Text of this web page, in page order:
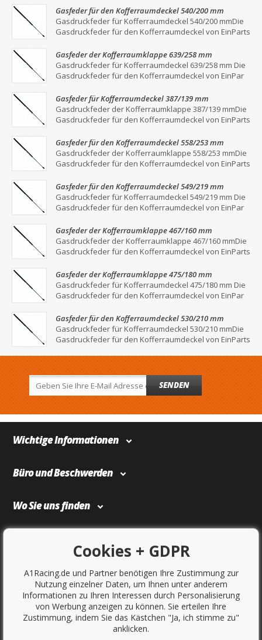
Gasfeder für den Kofferraumdeckel 540/200 mm
Gasdruckfeder für Kofferraumdeckel 540/200 mmDie
Gasdruckfeder für den Kofferraumdeckel von EinParts
Gasfeder der Kofferraumklappe 639/258 mm
Gasdruckfeder für Kofferraumdeckel 639/258 mm Die
Gasdruckfeder für den Kofferraumdeckel von EinPar
Gasfeder für Kofferraumdeckel 387/139 mm
Gasdruckfeder der Kofferraumklappe 387/139 mmDie
Gasdruckfeder für den Kofferraumdeckel von EinParts
Gasfeder für den Kofferraumdeckel 558/253 mm
Gasdruckfeder der Kofferraumklappe 558/253 mmDie
Gasdruckfeder für den Kofferraumdeckel von EinParts
Gasfeder für den Kofferraumdeckel 549/219 mm
Gasdruckfeder für Kofferraumdeckel 549/219 mm Die
Gasdruckfeder für den Kofferraumdeckel von EinPar
Gasfeder der Kofferraumklappe 467/160 mm
Gasdruckfeder der Kofferraumklappe 467/160 mmDie
Gasdruckfeder für den Kofferraumdeckel von EinParts
Gasfeder der Kofferraumklappe 475/180 mm
Gasdruckfeder für Kofferraumdeckel 475/180 mm Die
Gasdruckfeder für den Kofferraumdeckel von EinPar
Gasfeder für den Kofferraumdeckel 530/210 mm
Gasdruckfeder für Kofferraumdeckel 530/210 mmDie
Gasdruckfeder für den Kofferraumdeckel von EinParts
SENDEN
Wichtige Informationen
Büro und Beschwerden
Wo Sie uns finden
Cookies + GDPR
A1Racing.de und Partner benötigen Ihre Zustimmung zur
Nutzung einzelner Daten, um Ihnen unter anderem
Informationen zu Ihren Interessen durch Personalisierung
von Werbung anzeigen zu können. Sie erteilen Ihre
Zustimmung, indem Sie das Kästchen "Ja, ich stimme zu"
anklicken.